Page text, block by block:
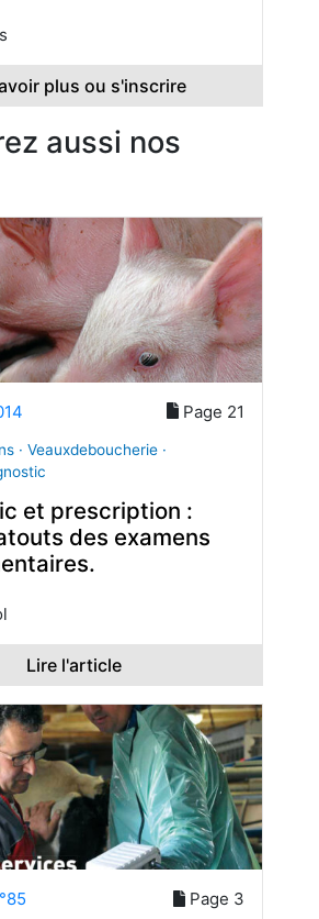
plus ou s'inscrire
aussi nos
Page 21
· Veauxdeboucherie ·
et prescription :
des examens
Lire l'article
Page 3